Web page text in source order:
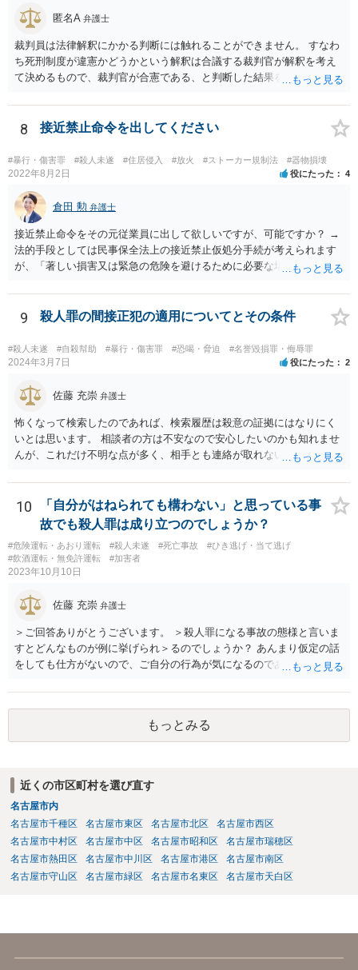
匿名A 弁護士
裁判員は法律解釈にかかる判断には触れることができません。 すなわ
ち死刑制度が違憲かどうかという解釈は合議する裁判官が解釈を考え
て決めるもので、裁判官が合憲である、と判断した結果を前提として
とはできないものと考えられます。 裁判員の参加する刑事裁判に関す
る法律6条2項 前項に規定する場合において、次に掲げる裁判所の判断
8 接近禁止命令を出してください
#暴行・傷害罪 #殺人未遂 #住居侵入 #放火 #ストーカー規制法 #器物損壊
2022年8月2日 役にたった 4
倉田 勲 弁護士
接近禁止命令をその元従業員に出して欲しいですが、可能ですか？ →
法的手段としては民事保全法上の接近禁止仮処分手続が考えられます
が、「著しい損害又は緊急の危険を避けるために必要な場合」（保全
のハードルは一般的に高いので、過去に支店に来て営業妨害を現にし
たことがあるなどの会社に著しい損害や緊急の危険が生じることを裏
付ける事情がなければ保全の必要性が認められる可能性は低いと思わ
れます。この場では一般的な回答しかできませんので、法務担当の方
とよくご相談ください。
9 殺人罪の間接正犯の適用についてとその条件
#殺人未遂 #自殺幇助 #暴行・傷害罪 #恐喝・脅迫 #名誉毀損罪・侮辱罪
2024年3月7日 役にたった 2
佐藤 充崇 弁護士
怖くなって検索したのであれば、検索履歴は殺意の証拠にはなりにく
いとは思います。 相談者の方は不安なので安心したいのかも知れませ
んが、これだけ不明な点が多く、相手とも連絡が取れないとなると、
しますが・・・ それでもどうしても気になるようなら、弁護士に予約
取って相談すべきです。 正直、今後こういうことをしないよう気を付
けて、あとは警察が来たり民事訴訟の訴状等が家に届いたらその時考
えるしかないように思います。
10
「自分がはねられても構わない」と思っている事
故でも殺人罪は成り立つのでしょうか？
#危険運転・あおり運転 #殺人未遂 #死亡事故
#ひき逃げ・当て逃げ
#飲酒運転・無免許運転
#加害者
2023年10月10日
佐藤 充崇 弁護士
＞ご回答ありがとうございます。 ＞殺人罪になる事故の態様と言いま
すとどんなものが例に挙げられ＞るのでしょうか？ あんまり仮定の話
をしても仕方がないので、ご自分の行為が気になるのであれば、何を
か、直接弁護士に相談に行くかしたほうがいいと思います。 殺人罪に
なりうる事故の態様だと、自転車が改造自転車か何かで時速１００キ
ロや１５０キロくらい出していれば殺人罪の実行行為性は認められる
と思いますので、殺人罪が成立しえますが・・・ 思いつく限りの例を
の危険な運転で誰か人が死んでも構わない」くらいで成立します。そ
して自分でそう思っていなくても、客観的に人が死んでもおかしくな
い危険行為を、危険だと知っていてやると故意は認められてしまう可
能性が高いです。人を殺そうという意欲までは不要です。
もっとみる
近くの市区町村を選び直す
名古屋市内
名古屋市千種区
名古屋市東区 名古屋市北区
名古屋市西区
名古屋市中村区
名古屋市中区 名古屋市昭和区
名古屋市瑞穂区
名古屋市熱田区
名古屋市中川区 名古屋市港区
名古屋市南区
名古屋市守山区
名古屋市緑区 名古屋市名東区 名古屋市天白区